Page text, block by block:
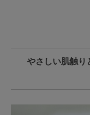
やさしい肌触り